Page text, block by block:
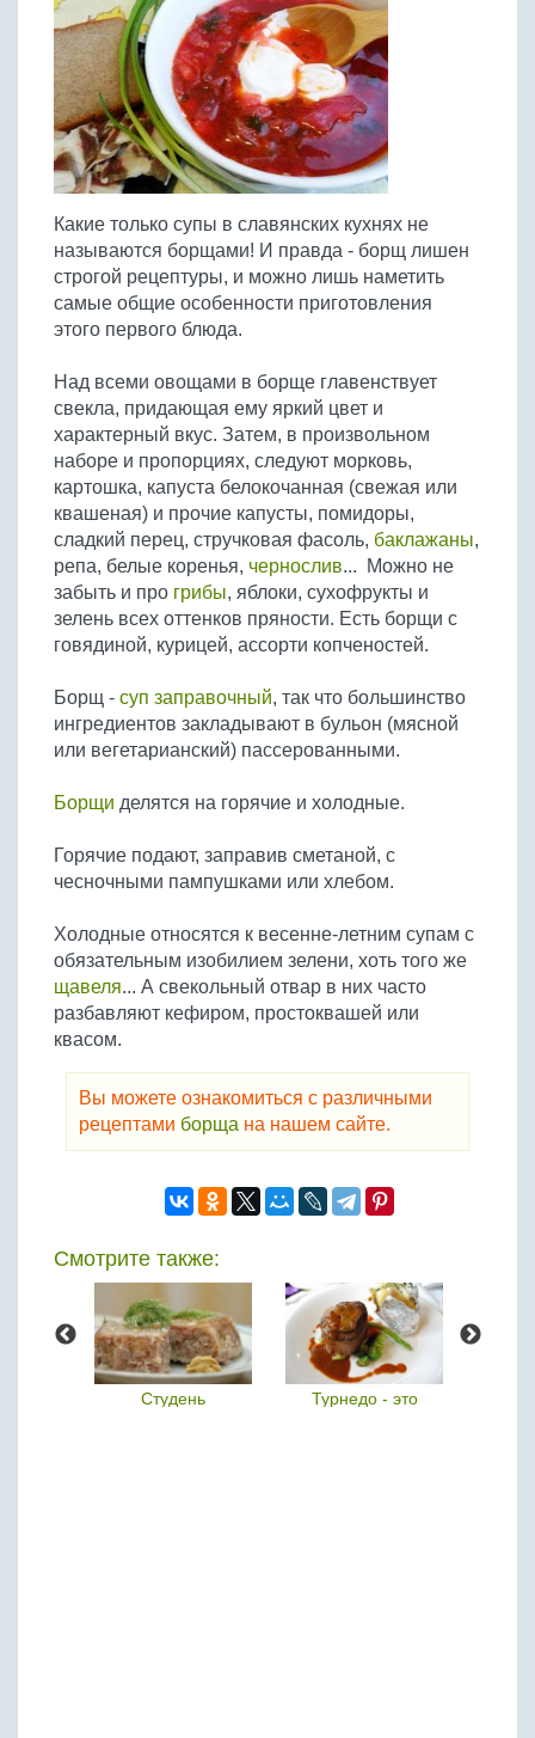
Из яиц и другие
Холодные супы
Супы-пюре
Молочные супы
Сладкие супы
Отварное мясо
Запеченное мясо
Тушеное мясо
Из мясного фарша
Из субпродуктов
Жареная рыба
Отварная и паровая
Запеченная рыба
Тушеная рыба
Из рыбного фарша
Морепродукты
Суши и роллы
Вся птица
Жареная птица
Отварная птица
Запеченная птица
Тушеная птица
Из фарша птицы
Из субпродуктов птицы
Овощи
Все овощи
Жареные овощи
Отварные овощи
Запеченные овощи
Выпечка
Вся выпечка
Торты и пирожные
Пироги и пирожки
Кексы и маффины
Печенье и булочки
Блины и оладьи
Пиццы
Кремы
Соусы
Все соусы
Соусы к мясу
Соусы к рыбе
Соусы к овощам
Все напитки
Алкогольные напитки
Безалкогольные напитки
Заготовки
Все заготовки
Ягоды и фрукты
Овощи
Грибы
Другие заготовки
Десерты
Десерты
Пельмени, вареники
Макароны
Грибы
Бобовые
Яйца
Крупы
Какие только супы в славянских кухнях не
называются борщами! И правда - борщ лишен
строгой рецептуры, и можно лишь наметить
самые общие особенности приготовления
этого первого блюда.
Над всеми овощами в борще главенствует
свекла, придающая ему яркий цвет и
характерный вкус. Затем, в произвольном
наборе и пропорциях, следуют морковь,
картошка, капуста белокочанная (свежая или
квашеная) и прочие капусты, помидоры,
сладкий перец, стручковая фасоль, баклажаны,
репа, белые коренья, чернослив... Можно не
забыть и про грибы, яблоки, сухофрукты и
зелень всех оттенков пряности. Есть борщи с
говядиной, курицей, ассорти копченостей.
Борщ - суп заправочный, так что большинство
ингредиентов закладывают в бульон (мясной
или вегетарианский) пассерованными.
Борщи делятся на горячие и холодные.
Горячие подают, заправив сметаной, с
чесночными пампушками или хлебом.
Холодные относятся к весенне-летним супам с
обязательным изобилием зелени, хоть того же
щавеля... А свекольный отвар в них часто
разбавляют кефиром, простоквашей или
квасом.
Вы можете ознакомиться с различными
рецептами борща на нашем сайте.
Смотрите также:
Студень Турнедо - это